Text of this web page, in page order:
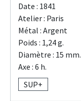
Date : 1841
Atelier : Paris
Métal : Argent
Poids : 1,24 g.
Diamètre : 15 mm.
Axe : 6 h.
SUP+